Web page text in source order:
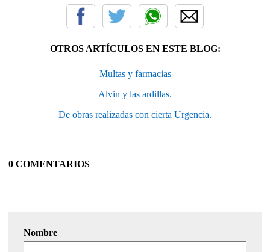
OTROS ARTÍCULOS EN ESTE BLOG:
Multas y farmacias
Alvin y las ardillas.
De obras realizadas con cierta Urgencia.
0 COMENTARIOS
Nombre